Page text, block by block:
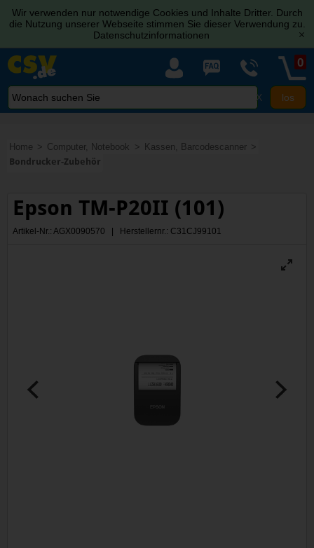
Wir verwenden nur notwendige Cookies und Inhalte Dritter. Durch
die Nutzung unserer Webseite stimmen Sie dieser Verwendung zu.
Datenschutzinformationen
[x]
X
0
Home Computer, Notebook
Kassen, Barcodescanner
Bondrucker-Zubehör
Epson TM-P20II (101)
Artikel-Nr.: AGX0090570 | Herstellernr.: C31CJ99101